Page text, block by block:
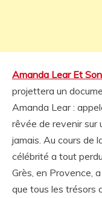
Amanda Lear Et
projettera un
Amanda Lear :
rêvée de revenir sur
jamais. Au cours de
célébrité a tout
Grès, en Provence,
que tous les trésors